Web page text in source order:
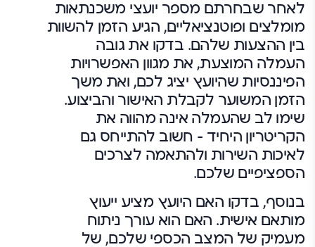
לאחר שבחרתם מספר יועצי משכנתאות
מומלצים ופוטנציאליים, הגיע הזמן להשוות
בין ההצעות שלהם. בדקו את גובה
העמלה המוצעת, את מגוון האפשרויות
הפיננסיות שהיועץ יציג לכם, ואת משך
הזמן המשוער לקבלת האישור והביצוע.
שימו לב שהעמלה אינה מהווה את
הקריטריון היחיד – חשוב להתייחס גם
לאיכות השירות ולהתאמה לצרכים
הספציפיים שלכם.
בנוסף, בדקו האם היועץ מציע ייעוץ
מותאם אישית. האם הוא עורך ניתוח
מעמיק של המצב הכספי שלכם, של